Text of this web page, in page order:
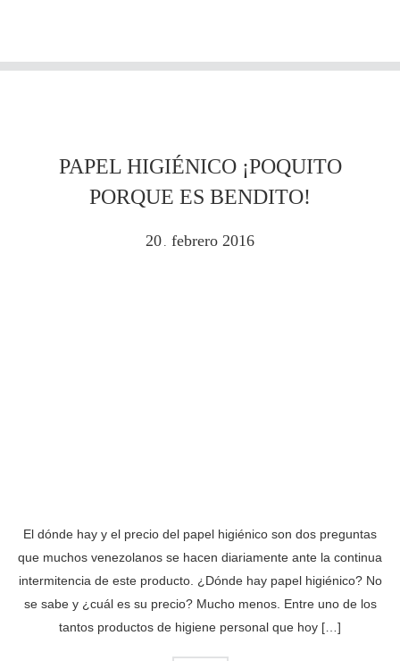
PAPEL HIGIÉNICO ¡POQUITO
PORQUE ES BENDITO!
20 . febrero 2016
El dónde hay y el precio del papel higiénico son dos preguntas
que muchos venezolanos se hacen diariamente ante la continua
intermitencia de este producto. ¿Dónde hay papel higiénico? No
se sabe y ¿cuál es su precio? Mucho menos. Entre uno de los
tantos productos de higiene personal que hoy […]